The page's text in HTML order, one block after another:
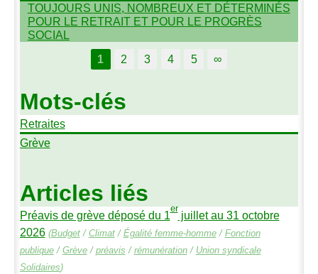
TOUJOURS UNIS, NOMBREUX ETDÉTERMINÉS
POUR LE RETRAIT ET POUR LE PROGRÈS
SOCIAL
1
2 3 4 5 ∞
Mots-clés
Retraites
Grève
Articles liés
Préavis de grève déposé du 1erjuillet au 31 octobre
2026 (Budget/ Climat/ Égalité femme-homme/ Fonction
publique/ Grève/ préavis / rémunération/ Union syndicale
Solidaires)